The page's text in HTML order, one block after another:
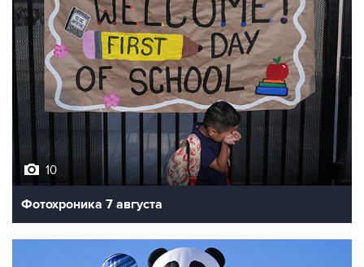
10
Фотохроника 7 августа